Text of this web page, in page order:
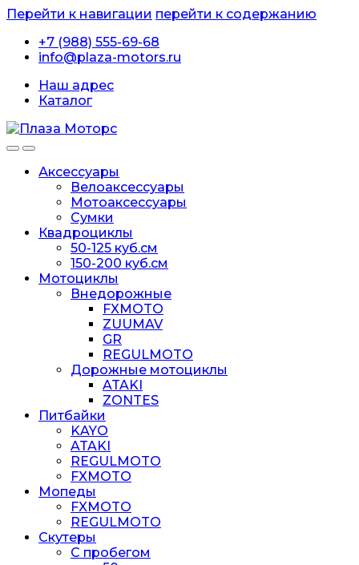
Перейти к навигации перейти к содержанию
+7 (988) 555-69-68
info@plaza-motors.ru
Наш адрес
Каталог
Аксессуары
Велоаксессуары
Мотоаксессуары
Сумки
Квадроциклы
50-125 куб.см
150-200 куб.см
Мотоциклы
Внедорожные
FXMOTO
ZUUMAV
GR
REGULMOTO
Дорожные мотоциклы
ATAKI
ZONTES
Питбайки
KAYO
ATAKI
REGULMOTO
FXMOTO
Мопеды
FXMOTO
REGULMOTO
Скутеры
С пробегом